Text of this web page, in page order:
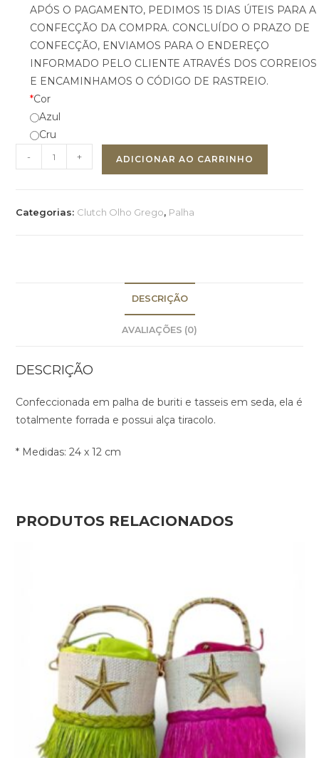
APÓS O PAGAMENTO, PEDIMOS 15 DIAS ÚTEIS PARA A
CONFECÇÃO DA COMPRA. CONCLUÍDO O PRAZO DE
CONFECÇÃO, ENVIAMOS PARA O ENDEREÇO
INFORMADO PELO CLIENTE ATRAVÉS DOS CORREIOS
E ENCAMINHAMOS O CÓDIGO DE RASTREIO.
*Cor
Azul
Cru
- + ADICIONAR AO CARRINHO
Categorias: Clutch Olho Grego, Palha
DESCRIÇÃO
AVALIAÇÕES (0)
DESCRIÇÃO
Confeccionada em palha de buriti e tasseis em seda, ela é
totalmente forrada e possui alça tiracolo.
* Medidas: 24 x 12 cm
PRODUTOS RELACIONADOS